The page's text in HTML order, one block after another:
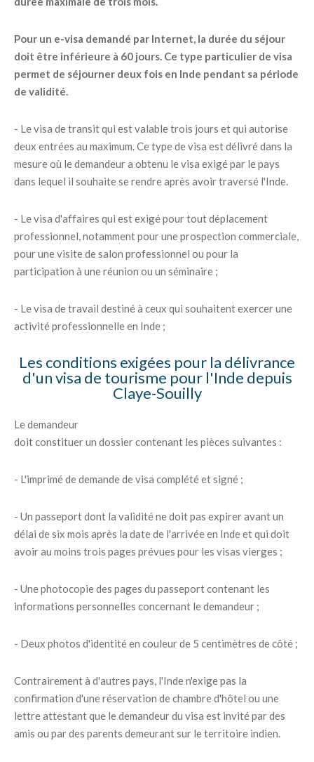
Pour un e-visa demandé par Internet, la durée du séjour
doit être inférieure à 60 jours. Ce type particulier de visa
permet de séjourner deux fois en Inde pendant sa période
de validité.
- Le visa de transit qui est valable trois jours et qui autorise
deux entrées au maximum. Ce type de visa est délivré dans la
mesure où le demandeur a obtenu le visa exigé par le pays
dans lequel il souhaite se rendre après avoir traversé l'Inde.
- Le visa d'affaires qui est exigé pour tout déplacement
professionnel, notamment pour une prospection commerciale,
pour une visite de salon professionnel ou pour la
participation à une réunion ou un séminaire ;
- Le visa de travail destiné à ceux qui souhaitent exercer une
activité professionnelle en Inde ;
Les conditions exigées pour la délivrance
d'un visa de tourisme pour l'Inde depuis
Claye-Souilly
Le demandeur
doit constituer un dossier contenant les pièces suivantes :
- L'imprimé de demande de visa complété et signé ;
- Un passeport dont la validité ne doit pas expirer avant un
délai de six mois après la date de l'arrivée en Inde et qui doit
avoir au moins trois pages prévues pour les visas vierges ;
- Une photocopie des pages du passeport contenant les
informations personnelles concernant le demandeur ;
- Deux photos d'identité en couleur de 5 centimètres de côté ;
Contrairement à d'autres pays, l'Inde n'exige pas la
confirmation d'une réservation de chambre d'hôtel ou une
lettre attestant que le demandeur du visa est invité par des
amis ou par des parents demeurant sur le territoire indien.